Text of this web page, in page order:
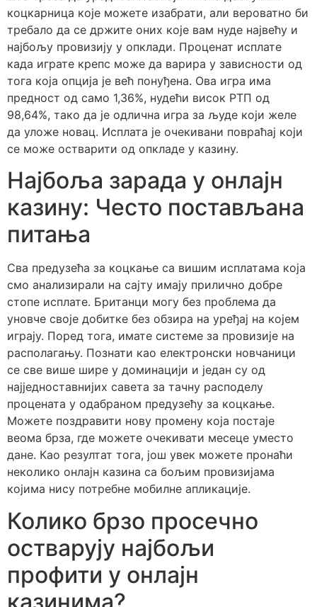
коцкарница које можете изабрати, али вероватно би
требало да се држите оних које вам нуде највећу и
најбољу провизију у опклади. Проценат исплате
када играте крепс може да варира у зависности од
тога која опција је већ понуђена. Ова игра има
предност од само 1,36%, нудећи висок РТП од
98,64%, тако да је одлична игра за људе који желе
да уложе новац. Исплата је очекивани повраћај који
се може остварити од опкладе у казину.
Најбоља зарада у онлајн
казину: Често постављана
питања
Сва предузећа за коцкање са вишим исплатама која
смо анализирали на сајту имају прилично добре
стопе исплате. Британци могу без проблема да
уновче своје добитке без обзира на уређај на којем
играју. Поред тога, имате системе за провизије на
располагању. Познати као електронски новчаници
се све више шире у доминацији и један су од
најједноставнијих савета за тачну расподелу
процената у одабраном предузећу за коцкање.
Можете поздравити нову промену која постаје
веома брза, где можете очекивати месеце уместо
дане. Као резултат тога, још увек можете пронаћи
неколико онлајн казина са бољим провизијама
којима нису потребне мобилне апликације.
Колико брзо просечно
остварују најбољи
профити у онлајн
казинима?